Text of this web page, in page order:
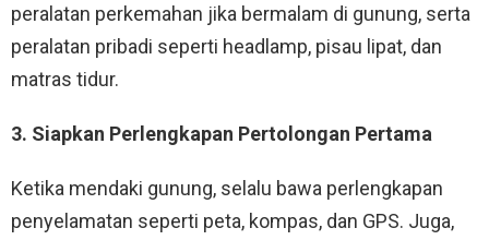
peralatan perkemahan jika bermalam di gunung, serta
peralatan pribadi seperti headlamp, pisau lipat, dan
matras tidur.
3. Siapkan Perlengkapan Pertolongan Pertama
Ketika mendaki gunung, selalu bawa perlengkapan
penyelamatan seperti peta, kompas, dan GPS. Juga,